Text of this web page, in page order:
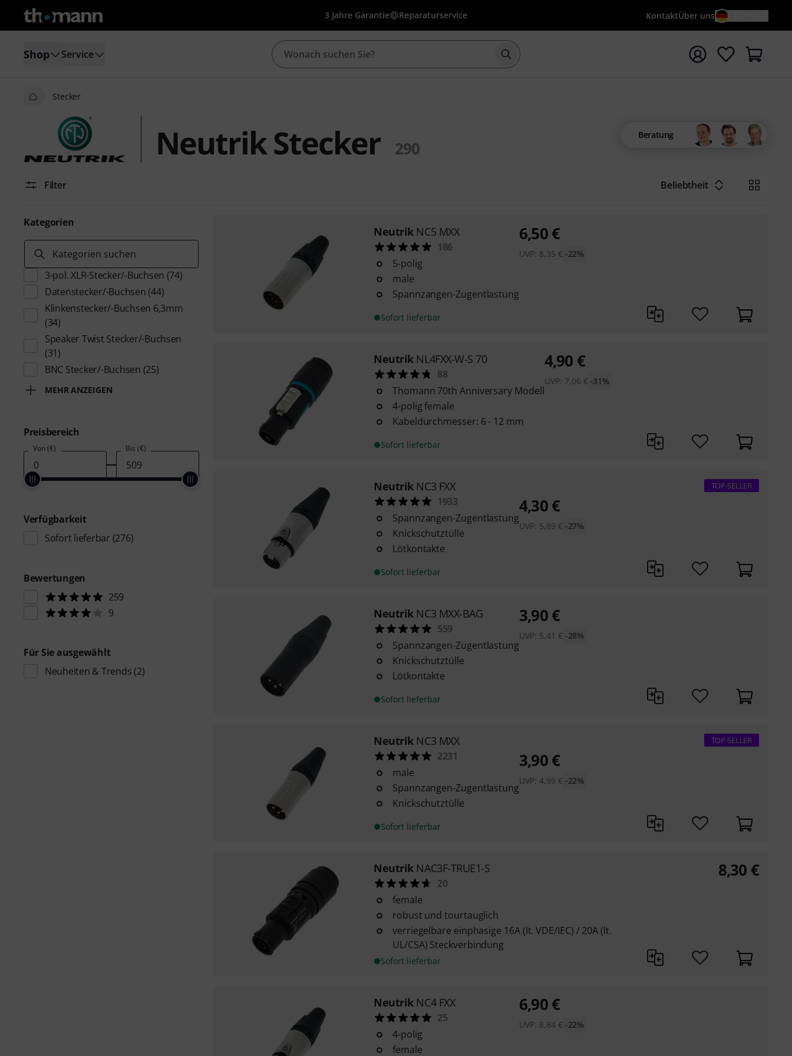
3 Jahre Garantie Reparaturservice KontaktÜber uns
Shop Service Suche mit Suchwort {searchTerm} starten
Stecker
Neutrik Stecker 290
Beratung
Filter Beliebtheit
Kategorien
Kategorien suchen
3-pol. XLR-Stecker/-Buchsen (74)
Datenstecker/-Buchsen (44)
Klinkenstecker/-Buchsen 6,3mm
(34)
Speaker Twist Stecker/-Buchsen
(31)
BNC Stecker/-Buchsen (25)
MEHR ANZEIGEN
Preisbereich
Von (€) Bis (€)
Verfügbarkeit
Sofort lieferbar (276)
Bewertungen
259
9
Für Sie ausgewählt
Neuheiten & Trends (2)
Neutrik NC5 MXX
186
5-polig
male
Spannzangen-Zugentlastung
Sofort lieferbar
6,50 €
UVP: 8,35 € -22%
Neutrik NL4FXX-W-S 70
88
Thomann 70th Anniversary Modell
4-polig female
Kabeldurchmesser: 6 - 12 mm
Sofort lieferbar
4,90 €
UVP: 7,06 € -31%
Neutrik NC3 FXX
1933
Spannzangen-Zugentlastung
Knickschutztülle
Lötkontakte
Sofort lieferbar
TOP-SELLER
4,30 €
UVP: 5,89 € -27%
Neutrik NC3 MXX-BAG
559
Spannzangen-Zugentlastung
Knickschutztülle
Lötkontakte
Sofort lieferbar
3,90 €
UVP: 5,41 € -28%
Neutrik NC3 MXX
2231
male
Spannzangen-Zugentlastung
Knickschutztülle
Sofort lieferbar
TOP-SELLER
3,90 €
UVP: 4,99 € -22%
Neutrik NAC3F-TRUE1-S
20
female
robust und tourtauglich
verriegelbare einphasige 16A (lt. VDE/IEC) / 20A (lt.
UL/CSA) Steckverbindung
Sofort lieferbar
8,30 €
Neutrik NC4 FXX
25
4-polig
female
6,90 €
UVP: 8,84 € -22%